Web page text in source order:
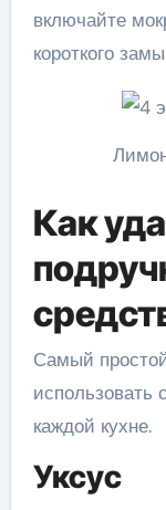
включайте
короткого
Как
Самый
использовать
каждой кухне.
Уксус